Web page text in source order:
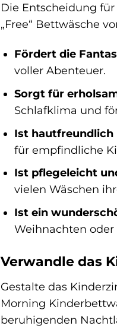
Die Entscheidung
„Free“ Bettwäsche
Fördert die
voller Abenteuer.
Sorgt für
Schlafklima und
Ist hautfreundlich
für empfindliche
Ist pflegeleicht
vielen Wäschen
Ist ein
Weihnachten oder
Verwandle das
Gestalte das
Morning
beruhigenden